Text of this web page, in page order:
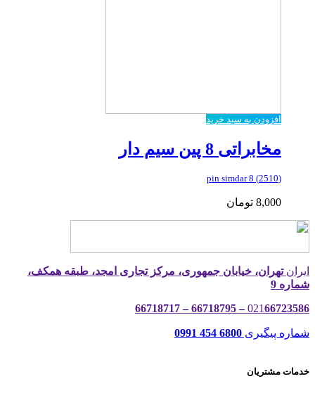
افزودن به سبد خرید
مخابراتی 8 پین سیم دار
(2510) 8 pin simdar
8,000 تومان
ایرانتهران، خیابان جمهوری، مرکز تجاری امجد، طبقه همکف،
شماره 9
02166723586 – 66718795 – 66718717
شماره پیگیری 6800 454 0991
خدمات مشتریان